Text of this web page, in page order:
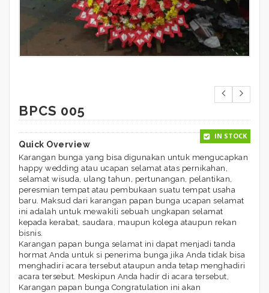
BPCS 005
IN STOCK
Quick Overview
Karangan bunga yang bisa digunakan untuk mengucapkan
happy wedding atau ucapan selamat atas pernikahan,
selamat wisuda, ulang tahun, pertunangan, pelantikan,
peresmian tempat atau pembukaan suatu tempat usaha
baru. Maksud dari karangan papan bunga ucapan selamat
ini adalah untuk mewakili sebuah ungkapan selamat
kepada kerabat, saudara, maupun kolega ataupun rekan
bisnis.
Karangan papan bunga selamat ini dapat menjadi tanda
hormat Anda untuk si penerima bunga jika Anda tidak bisa
menghadiri acara tersebut ataupun anda tetap menghadiri
acara tersebut. Meskipun Anda hadir di acara tersebut,
Karangan papan bunga Congratulation ini akan